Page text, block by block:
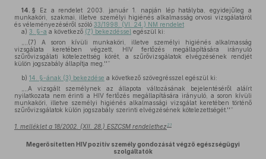
14. § Ez a rendelet 2003. január 1. napján lép hatályba, egyidejűleg a
munkaköri, szakmai, illetve személyi higiénés alkalmasság orvosi vizsgálatáról
és véleményezéséről szóló 33/1998. (VI. 24.) NM rendelet
a) 3. §-a a következő (7) bekezdéssel egészül ki:
„,,(7) A soron kívüli munkaköri, illetve személyi higiénés alkalmasság
vizsgálata keretében végzett, HIV fertőzés megállapítására irányuló
szűrővizsgálati kötelezettség körét, a szűrővizsgálatok elvégzésének rendjét
külön jogszabály állapítja meg.''”
b) 14. §-ának (3) bekezdése a következő szövegrésszel egészül ki:
„,,A vizsgált személynek az állapota változásának bejelentéséről aláírt
nyilatkozata nem érinti a HIV fertőzés megállapítására irányuló, a soron kívüli
munkaköri, illetve személyi higiénés alkalmassági vizsgálat keretében történő
szűrővizsgálatok külön jogszabály szerinti elvégzésének kötelezettségét.''”
1. melléklet a 18/2002. (XII. 28.) ESZCSM rendelethez 21
Megerősítetten HIV pozitív személy gondozását végző egészségügyi
szolgáltatók